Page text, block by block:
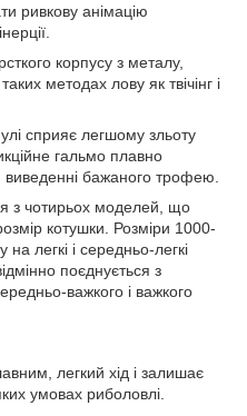
ривкову анімацію
корпусу з металу,
методах лову як твічінг і
сприяє легшому зльоту
гальмо плавно
бажаного трофею.
з чотирьох моделей, що
котушки. Розміри 1000-
на легкі і середньо-легкі
поєднується з
важкого і важкого
легкий хід і залишає
умовах риболовлі.